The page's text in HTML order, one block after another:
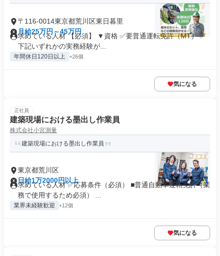
〒116-0014東京都荒川区東日暮里
月給25万円～45万円
求めている人材 【必須】 ▼資格 ✅要普通運転免許（MT） ✅
下記いずれかの実務経験が...
年間休日120日以上 +26個
気になる
正社員
建築現場における墨出し作業員
株式会社小宮測量
建築現場における墨出し作業員
東京都荒川区
日給1万2000円以上
求めている人材 ✅️応募条件（必須） ■普通自動車運転免許（業
務で使用するため必須） ...
業界未経験歓迎 +12個
気になる